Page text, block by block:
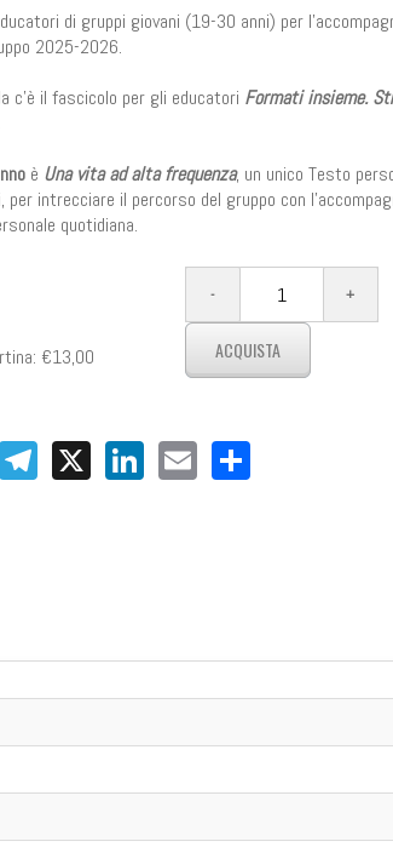
di gruppi giovani (19-30 anni) per
2025-2026.
c'è il fascicolo per gli educatori Formati insieme.
è Una vita ad alta frequenza, un unico Testo
intrecciare il percorso del gruppo con
quotidiana.
€13,00
Telegram
X LinkedIn
EmailShare